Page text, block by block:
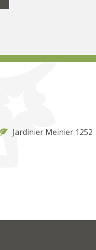
Jardinier Meinier 1252